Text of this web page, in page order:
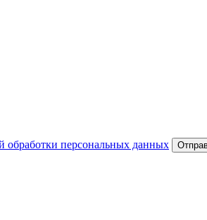
обработки персональных данных